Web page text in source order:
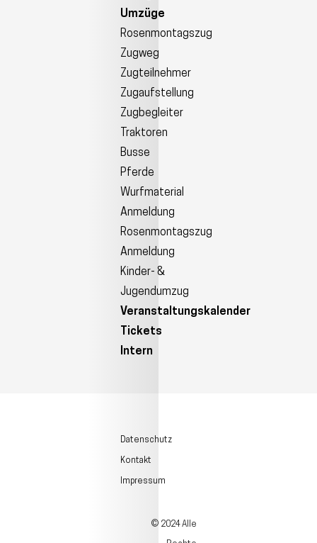
Umzüge
Rosenmontagszug
Zugweg
Zugteilnehmer
Zugaufstellung
Zugbegleiter
Traktoren
Busse
Pferde
Wurfmaterial
Anmeldung
Rosenmontagszug
Anmeldung
Kinder- &
Jugendumzug
Veranstaltungskalender
Tickets
Intern
Datenschutz
Kontakt
Impressum
© 2024 Alle